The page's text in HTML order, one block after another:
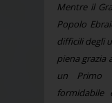
Mentre il
Popolo
difficili degli
piena grazia
un Primo